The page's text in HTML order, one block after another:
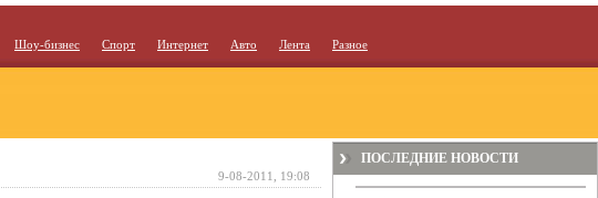
Шоу-бизнес Спорт Интернет Авто Лента Разное
9-08-2011, 19:08
ПОСЛЕДНИЕ НОВОСТИ